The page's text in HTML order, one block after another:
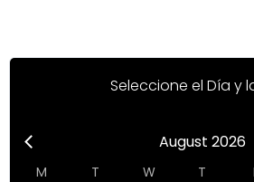
Seleccione el Día y
August 2026
M T W T